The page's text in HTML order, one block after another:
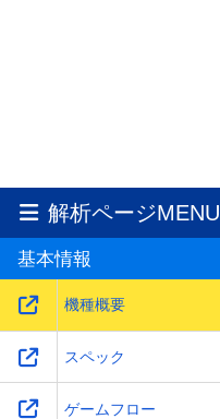
解析ページMENU
基本情報
機種概要
スペック
ゲームフロー